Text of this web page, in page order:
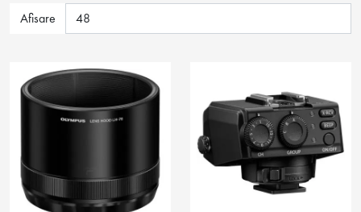
Afisare